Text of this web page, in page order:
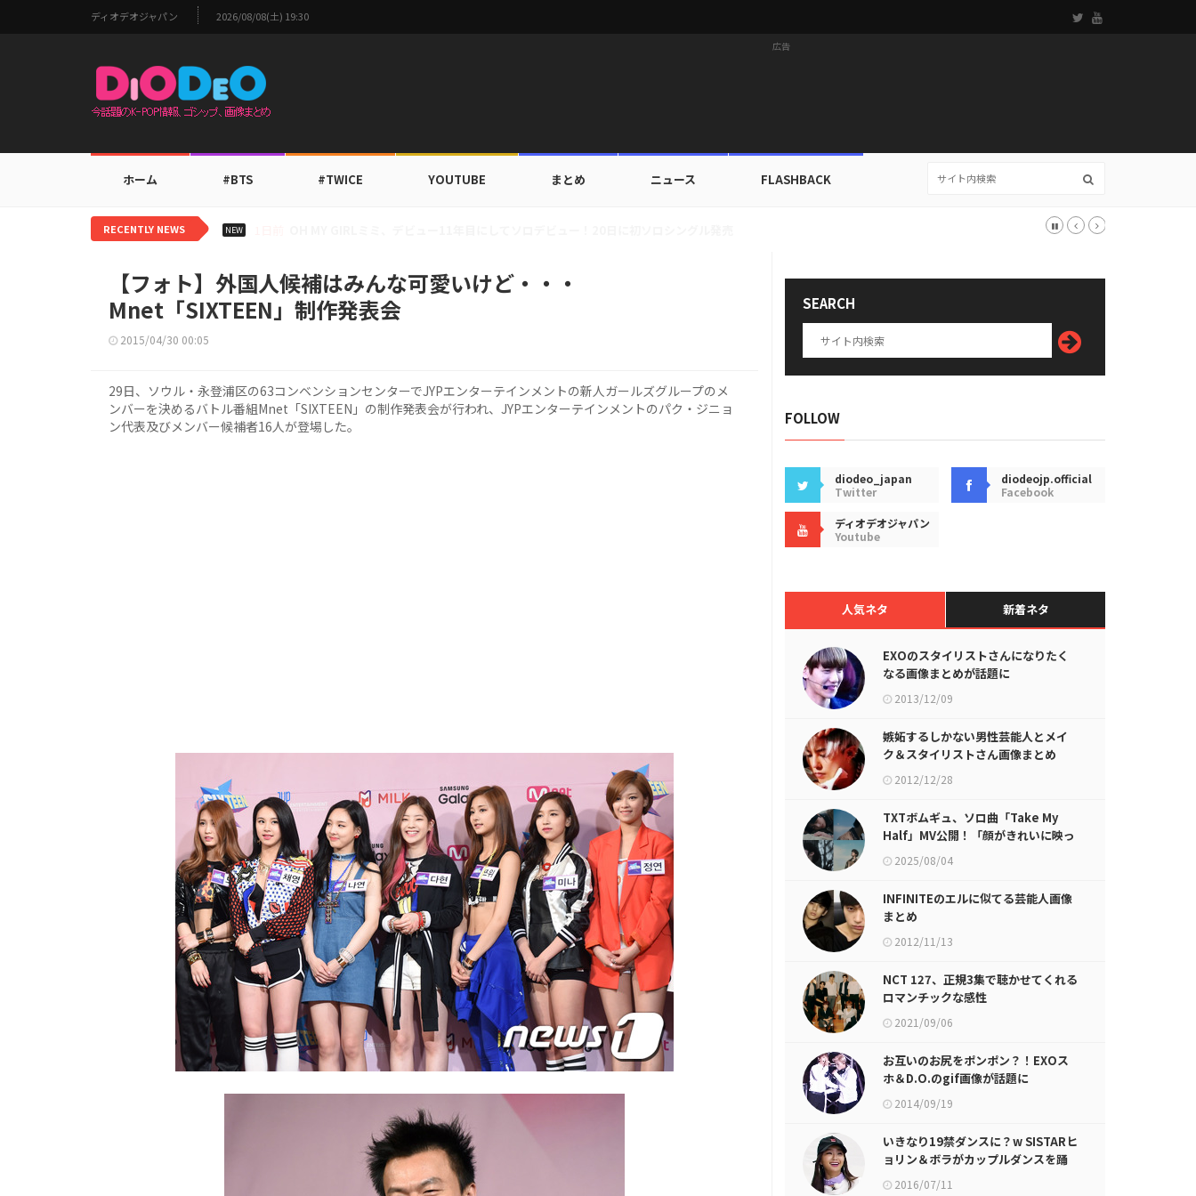
ディオデオジャパン 2026/08/08(土) 19:30
広告
ホーム #BTS #TWICE YOUTUBE まとめ ニュース FLASHBACK
RECENTLY NEWS NEW
【フォト】外国人候補はみんな可愛いけど・・・
Mnet「SIXTEEN」制作発表会
2015/04/30 00:05
29日、ソウル・永登浦区の63コンベンションセンターでJYPエンターテインメントの新人ガールズグループのメ
ンバーを決めるバトル番組Mnet「SIXTEEN」の制作発表会が行われ、JYPエンターテインメントのパク・ジニョ
ン代表及びメンバー候補者16人が登場した。
SEARCH
FOLLOW
diodeo_japan
Twitter
diodeojp.official
Facebook
ディオデオジャパン
Youtube
人気ネタ 新着ネタ
EXOのスタイリストさんになりたく
なる画像まとめが話題に
2013/12/09
嫉妬するしかない男性芸能人とメイ
ク＆スタイリストさん画像まとめ
2012/12/28
TXTボムギュ、ソロ曲「Take My
Half」MV公開！「顔がきれいに映っ
ていて満足」
2025/08/04
INFINITEのエルに似てる芸能人画像
まとめ
2012/11/13
NCT 127、正規3集で聴かせてくれる
ロマンチックな感性
2021/09/06
お互いのお尻をポンポン？！EXOス
ホ＆D.O.のgif画像が話題に
2014/09/19
いきなり19禁ダンスに？w SISTARヒ
ョリン＆ボラがカップルダンスを踊
った結果w
2016/07/11